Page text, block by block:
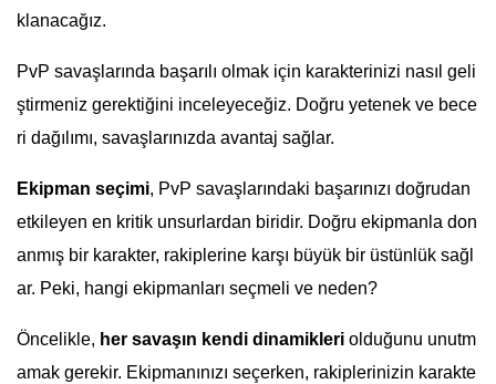
klanacağız.
PvP savaşlarında başarılı olmak için karakterinizi nasıl geli
ştirmeniz gerektiğini inceleyeceğiz. Doğru yetenek ve bece
ri dağılımı, savaşlarınızda avantaj sağlar.
Ekipman seçimi, PvP savaşlarındaki başarınızı doğrudan
etkileyen en kritik unsurlardan biridir. Doğru ekipmanla don
anmış bir karakter, rakiplerine karşı büyük bir üstünlük sağl
ar. Peki, hangi ekipmanları seçmeli ve neden?
Öncelikle, her savaşın kendi dinamikleri olduğunu unutm
amak gerekir. Ekipmanınızı seçerken, rakiplerinizin karakte